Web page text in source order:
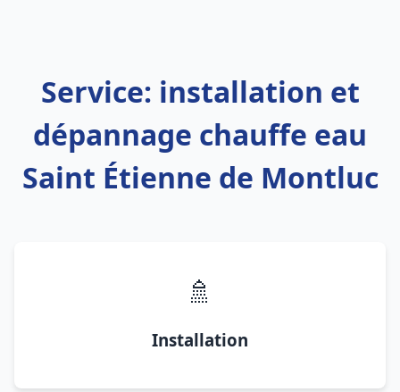
Service: installation et
dépannage chauffe eau
Saint Étienne de Montluc
🚿
Installation